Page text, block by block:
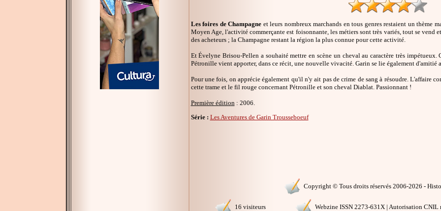
Les foires de Champagne et leurs nombreux marchands en tous genres restaient un thème
Moyen Age, l'activité commerçante est foisonnante, les métiers sont très variés, tout se vend
des acheteurs ; la Champagne restant la région la plus connue pour cette activité.
Et Évelyne Brisou-Pellen a souhaité mettre en scène un cheval au caractère très
Pétronille vient apporter, dans ce récit, une nouvelle vivacité. Garin se lie également d'amitié
Pour une fois, on apprécie également qu'il n'y ait pas de crime de sang à résoudre. L'affaire
cette trame et le fil rouge concernant Pétronille et son cheval Diablat. Passionnant !
Première édition : 2006.
Série : Les Aventures de Garin Trousseboeuf
Copyright © Tous droits réservés 2006-2026 -
16 visiteurs Webzine ISSN 2273-631X | Autorisation CNIL